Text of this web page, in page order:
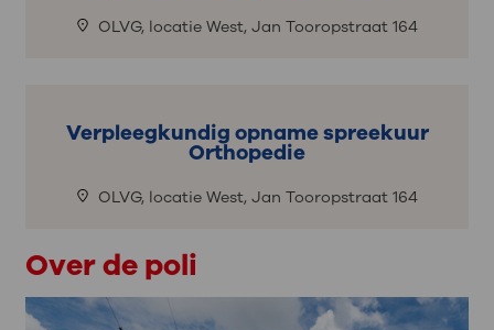
OLVG, locatie West, Jan Tooropstraat 164
Verpleegkundig opname spreekuur
Orthopedie
OLVG, locatie West, Jan Tooropstraat 164
Over de poli